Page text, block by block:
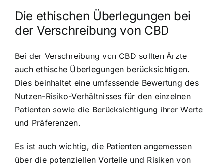
Die ethischen Überlegungen bei
der Verschreibung von CBD
Bei der Verschreibung von CBD sollten Ärzte
auch ethische Überlegungen berücksichtigen.
Dies beinhaltet eine umfassende Bewertung des
Nutzen-Risiko-Verhältnisses für den einzelnen
Patienten sowie die Berücksichtigung ihrer Werte
und Präferenzen.
Es ist auch wichtig, die Patienten angemessen
über die potenziellen Vorteile und Risiken von